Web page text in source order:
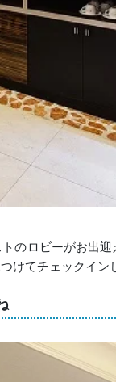
のロビーがお出
けてチェックイン